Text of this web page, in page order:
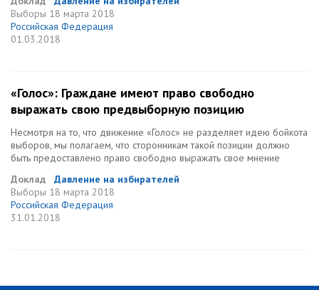
Выборы 18 марта 2018
Российская Федерация
01.03.2018
«Голос»: Граждане имеют право свободно
выражать свою предвыборную позицию
Несмотря на то, что движение «Голос» не разделяет идею бойкота
выборов, мы полагаем, что сторонникам такой позиции должно
быть предоставлено право свободно выражать свое мнение
Доклад
Давление на избирателей
Выборы 18 марта 2018
Российская Федерация
31.01.2018